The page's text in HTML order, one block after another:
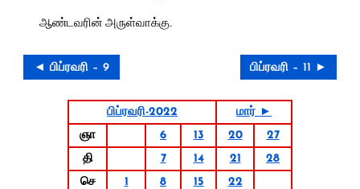
ஆண்டவரின் அருள்வாக்கு.
◄ பிப்ரவரி – 9 பிப்ரவரி – 11 ►
பிப்ரவரி-2022
மார் ►
ஞா
6 13 20
27
தி
7 14 21
28
செ
1 8 15
22